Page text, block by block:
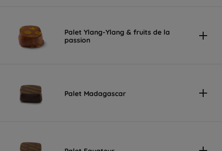
Palet Ylang-Ylang & fruits de la
passion
Palet Madagascar